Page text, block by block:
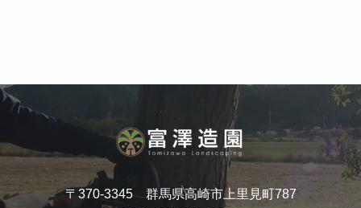
〒370-3345 群馬県高崎市上里見町787